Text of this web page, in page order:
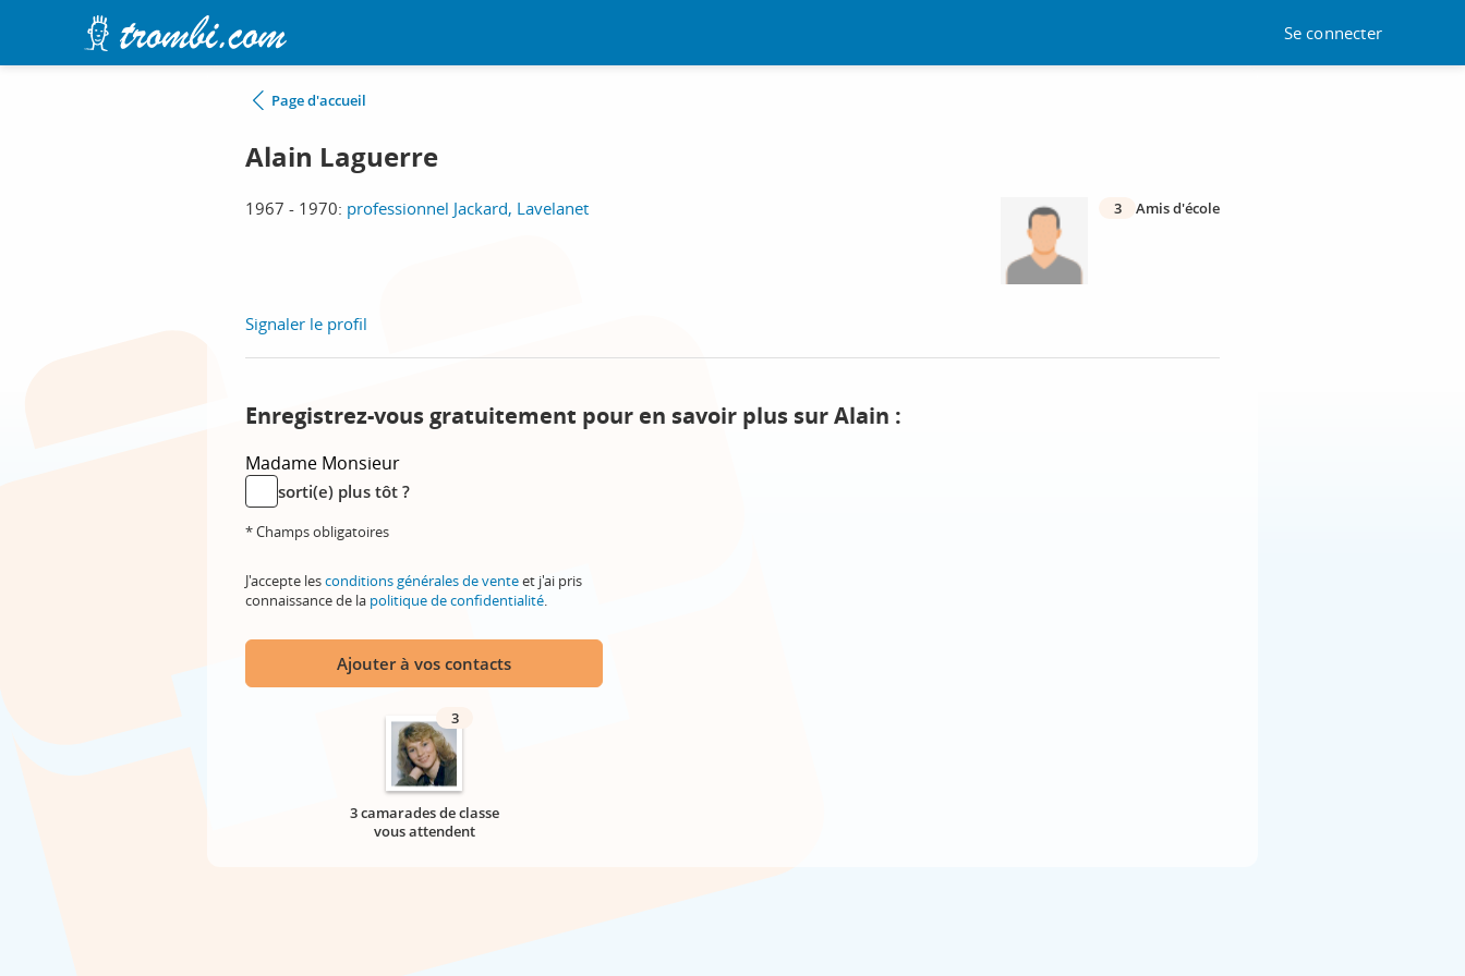
Se connecter
Page d'accueil
Alain Laguerre
1967 - 1970: professionnel Jackard, Lavelanet 3 Amis d'école
Signaler le profil
Enregistrez-vous gratuitement pour en savoir plus sur Alain :
Madame Monsieur
sorti(e) plus tôt ?
* Champs obligatoires
J'accepte lesconditions générales de venteet j'ai pris
connaissance de la politique de confidentialité.
Ajouter à vos contacts
3
3 camarades de classe
vous attendent